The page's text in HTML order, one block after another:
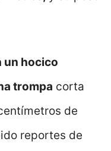
un hocico
trompa corta
de
reportes de